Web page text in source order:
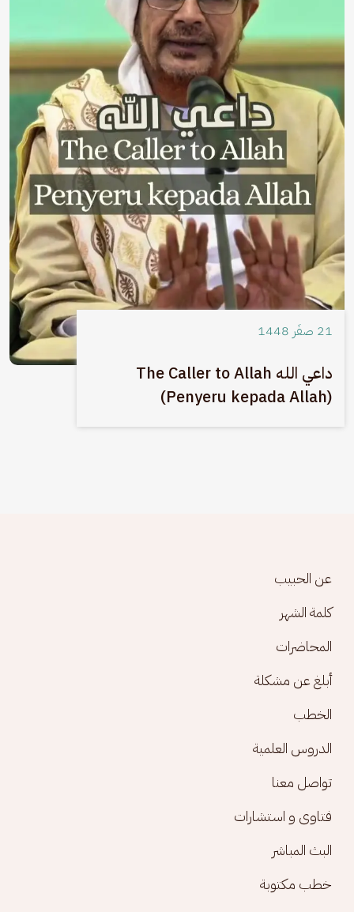
21 صفَر 1448
داعي الله The Caller to Allah
(Penyeru kepada Allah)
Footer menu
عن الحبيب
كلمة الشهر
المحاضرات
أبلغ عن مشكلة
الخطب
الدروس العلمية
تواصل معنا
فتاوى و استشارات
البث المباشر
خطب مكتوبة